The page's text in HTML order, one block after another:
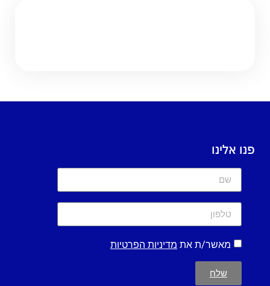
פנו אלינו
מאשר/ת את מדיניות הפרטיות
שלח